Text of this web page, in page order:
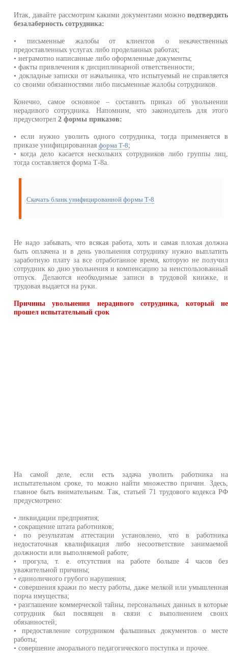
Итак, давайте рассмотрим какими документами можноподтвердить
безалаберность сотрудника:
• письменные жалобы от клиентов о некачественных
предоставленных услугах либо проделанных работах;
• неграмотно написанные либо оформленные документы;
• факты привлечения к дисциплинарной ответственности;
• докладные записки от начальника, что испытуемый не справляется
со своими обязанностями либо письменные жалобы сотрудников.
Конечно, самое основное – составить приказ об увольнении
нерадивого сотрудника. Напомним, что законодатель для этого
предусмотрел2 формы приказов:
• если нужно уволить одного сотрудника, тогда применяется в
приказе унифицированнаяформа Т-8;
• когда дело касается нескольких сотрудников либо группы лиц,
тогда составляется форма Т-8а.
Скачать бланк унифицированной формы Т-8
Не надо забывать, что всякая работа, хоть и самая плохая должна
быть оплачена и в день увольнения сотруднику нужно выплатить
заработную плату за все отработанное время, которую не получил
сотрудник ко дню увольнения и компенсацию за неиспользованный
отпуск. Делаются необходимые записи в трудовой книжке, и
трудовая выдается на руки.
Причины увольнения нерадивого сотрудника, который не
прошел испытательный срок
На самой деле, если есть задача уволить работника на
испытательном сроке, то можно найти множество причин. Здесь,
главное быть внимательным. Так, статьей 71 трудового кодекса РФ
предусмотрено:
• ликвидации предприятия;
• сокращение штата работников;
• по результатам аттестации установлено, что в работника
недостаточная квалификация либо несоответствие занимаемой
должности или выполняемой работе;
• прогула, т. е. отсутствия на работе больше 4 часов без
уважительной причины;
• единоличного грубого нарушения;
• совершения кражи по месту работы, даже мелкой или умышленная
порча имущества;
• разглашение коммерческой тайны, персональных данных в которые
сотрудник был посвящен в связи с выполнением своих
обязанностей;
• предоставление сотрудником фальшивых документов о месте
работы;
• совершение аморального педагогического поступка и прочее.